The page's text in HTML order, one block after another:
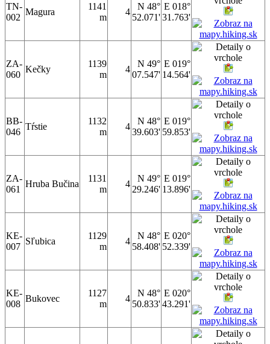
TN-
002
Magura
1141
m
4
N 48°
52.071'
E 018°
31.763'
ZA-
060
Kečky
1139
m
4
N 49°
07.547'
E 019°
14.564'
BB-
046
Tŕstie
1132
m
4
N 48°
39.603'
E 019°
59.853'
ZA-
061
Hruba Bučina
1131
m
4
N 49°
29.246'
E 019°
13.896'
KE-
007
Sľubica
1129
m
4
N 48°
58.408'
E 020°
52.339'
KE-
008
Bukovec
1127
m
4
N 48°
50.833'
E 020°
43.291'